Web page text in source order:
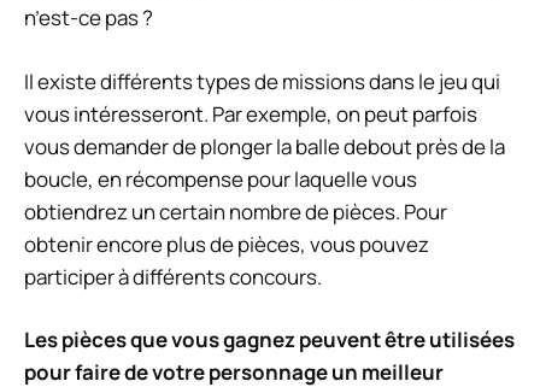
n’est-ce pas ?
Il existe différents types de missions dans le jeu qui
vous intéresseront. Par exemple, on peut parfois
vous demander de plonger la balle debout près de la
boucle, en récompense pour laquelle vous
obtiendrez un certain nombre de pièces. Pour
obtenir encore plus de pièces, vous pouvez
participer à différents concours.
Les pièces que vous gagnez peuvent être utilisées
pour faire de votre personnage un meilleur